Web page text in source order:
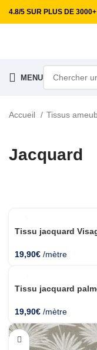
4.8/5 SUR PLUS DE
MENU
Accueil Tissus
Jacquard
Tissu jacquard
19,90€ /mètre
Tissu jacquard
19,90€ /mètre